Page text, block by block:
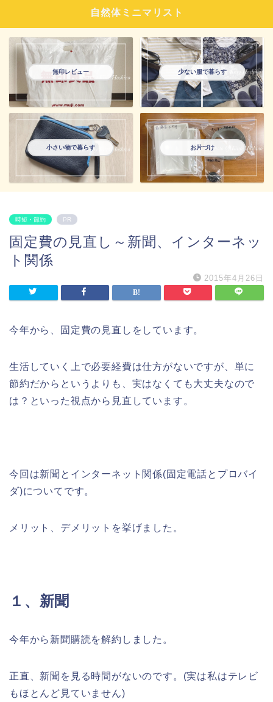
自然体ミニマリスト
無印レビュー 少ない服で暮らす
小さい物で暮らす お片づけ
時短・節約 PR
固定費の見直し～新聞、インターネッ
ト関係
2015年4月26日
今年から、固定費の見直しをしています。
生活していく上で必要経費は仕方がないですが、単に
節約だからというよりも、実はなくても大丈夫なので
は？といった視点から見直しています。
今回は新聞とインターネット関係(固定電話とプロバイ
ダ)についてです。
メリット、デメリットを挙げました。
１、新聞
今年から新聞購読を解約しました。
正直、新聞を見る時間がないのです。(実は私はテレビ
もほとんど見ていません)